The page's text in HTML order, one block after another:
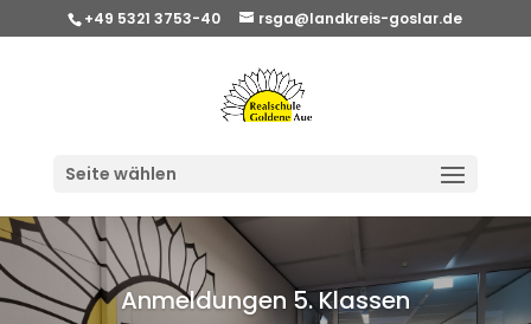
+49 5321 3753-40 rsga@landkreis-goslar.de
Seite wählen
Anmeldungen 5. Klassen